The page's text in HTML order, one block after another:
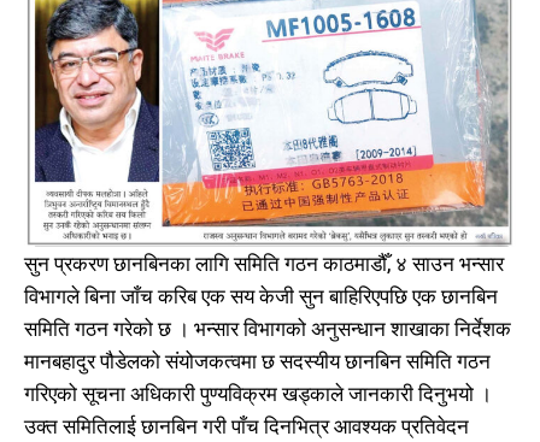
सुन प्रकरण छानबिनका लागि समिति गठन काठमाडौँ, ४ साउन भन्सार
विभागले बिना जाँच करिब एक सय केजी सुन बाहिरिएपछि एक छानबिन
समिति गठन गरेको छ । भन्सार विभागको अनुसन्धान शाखाका निर्देशक
मानबहादुर पौडेलको संयोजकत्वमा छ सदस्यीय छानबिन समिति गठन
गरिएको सूचना अधिकारी पुण्यविक्रम खड्काले जानकारी दिनुभयो ।
उक्त समितिलाई छानबिन गरी पाँच दिनभित्र आवश्यक प्रतिवेदन